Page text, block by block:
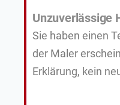
Unzuverlässige
Sie haben einen
der Maler
Erklärung, kein